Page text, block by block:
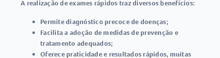
A realização de exames rápidos traz diversos benefícios:
Permite diagnóstico precoce de doenças;
Facilita a adoção de medidas de prevenção e
tratamento adequados;
Oferece praticidade e resultados rápidos, muitas